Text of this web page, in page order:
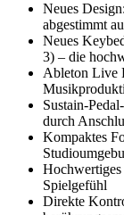
Neues
abgestimmt
Neues
3) – die
Ableton Live
Sustain-
durch
Kompaktes
Hochwertiges
Spielgefühl
Direkte